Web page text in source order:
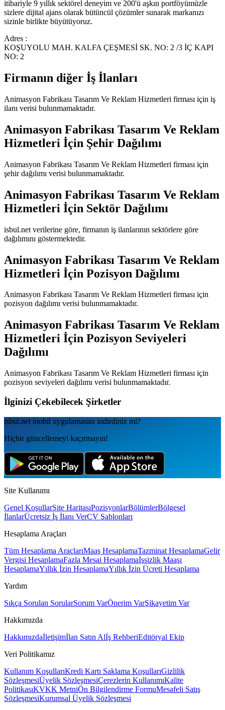
itibariyle 9 yıllık sektörel deneyim ve 200'ü aşkın portföyümüzle
sizlere dijital ajans olarak bütüncül çözümler sunarak markanızı
sizinle birlikte büyütüyoruz.
Adres :
KOŞUYOLU MAH. KALFA ÇEŞMESİ SK. NO: 2 /3 İÇ KAPI
NO: 2
Firmanın diğer İş İlanları
Animasyon Fabrikası Tasarım Ve Reklam Hizmetleri firması için iş
ilanı verisi bulunmamaktadır.
Animasyon Fabrikası Tasarım Ve Reklam
Hizmetleri İçin Şehir Dağılımı
Animasyon Fabrikası Tasarım Ve Reklam Hizmetleri firması için
şehir dağılımı verisi bulunmamaktadır.
Animasyon Fabrikası Tasarım Ve Reklam
Hizmetleri İçin Sektör Dağılımı
isbul.net verilerine göre, firmanın iş ilanlarının sektörlere göre
dağılımını göstermektedir.
Animasyon Fabrikası Tasarım Ve Reklam
Hizmetleri İçin Pozisyon Dağılımı
Animasyon Fabrikası Tasarım Ve Reklam Hizmetleri firması için
pozisyon dağılımı verisi bulunmamaktadır.
Animasyon Fabrikası Tasarım Ve Reklam
Hizmetleri İçin Pozisyon Seviyeleri
Dağılımı
Animasyon Fabrikası Tasarım Ve Reklam Hizmetleri firması için
pozisyon seviyeleri dağılımı verisi bulunmamaktadır.
İlginizi Çekebilecek Şirketler
isbul.net mobil uygulamаsını indirdiniz mi?
Hiçbir güncellemeyi kaçırmayın!
Site Kullanımı
Genel KoşullarSite HaritasıPozisyonlarBölümlerBölgesel
İlanlarÜcretsiz İş İlanı VerCV Şablonları
Hesaplama Araçları
Tüm Hesaplama AraçlarıMaaş HesaplamaTazminat HesaplamaGelir
Vergisi HesaplamaFazla Mesai Hesaplamaİşsizlik Maaşı
HesaplamaYıllık İzin HesaplamaYıllık İzin Ücreti Hesaplama
Yardım
Sıkça Sorulan SorularSorum VarÖnerim VarŞikayetim Var
Hakkımızda
Hakkımızdaİletişimİlan Satın Alİş RehberiEditöryal Ekip
Veri Politikamız
Kullanım KoşullarıKredi Kartı Saklama KoşullarıGizlilik
SözleşmesiÜyelik SözleşmesiÇerezlerin KullanımıKalite
PolitikasıKVKK MetniÖn Bilgilendirme FormuMesafeli Satış
SözleşmesiKurumsal Üyelik Sözleşmesi